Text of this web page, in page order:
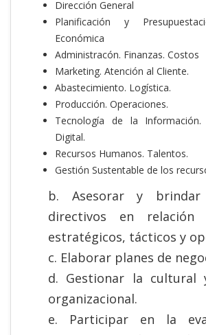
Dirección General
Planificación y
Económica
Administracón. Finanzas. Costos
Marketing. Atención al Cliente.
Abastecimiento. Logística.
Producción. Operaciones.
Tecnología de la Información.
Digital.
Recursos Humanos. Talentos.
Gestión Sustentable de los
b. Asesorar y
directivos en relación
estratégicos, tácticos y
c. Elaborar planes de
d. Gestionar la cultural
organizacional.
e. Participar en la